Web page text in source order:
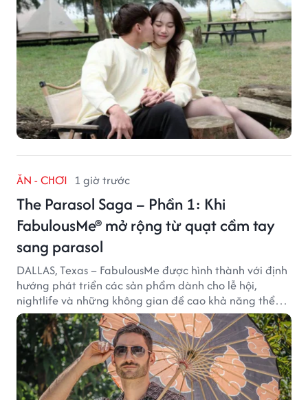
ĂN - CHƠI 1 giờ trước
The Parasol Saga – Phần 1: Khi
FabulousMe® mở rộng từ quạt cầm tay
sang parasol
DALLAS, Texas – FabulousMe được hình thành với định
hướng phát triển các sản phẩm dành cho lễ hội,
nightlife và những không gian đề cao khả năng thể
hiện bản thân. Trong quá trình xây dựng thương hiệu,
quạt cầm tay trở thành dòng sản phẩm tạo được
thành công ban đầu, giúp FabulousMe từng bước mở
rộng mức độ hiện diện trên thị trường.